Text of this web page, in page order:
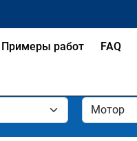
Примеры работ FAQ